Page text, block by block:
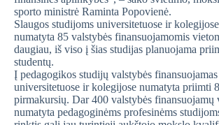
sporto ministrė Raminta Popovienė.
Slaugos studijoms universitetuose ir
numatyta 85 valstybės finansuojamomis
daugiau, iš viso į šias studijas planuojama
studentų.
Į pedagogikos studijų valstybės
universitetuose ir kolegijose numatyta priimti
pirmakursių. Dar 400 valstybės finansuojamų
numatyta pedagoginėms profesinėms